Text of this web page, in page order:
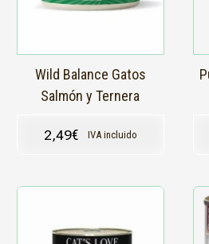
Wild Balance Gatos
Salmón y Ternera
2,49€ IVA incluido